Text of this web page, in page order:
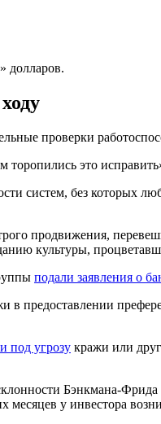
долларов.
проверки
это
систем, без которых
продвижения,
культуры,
подали заявления о
в предоставлении
под угрозу кражи или
Бэнкмана-
у инвестора